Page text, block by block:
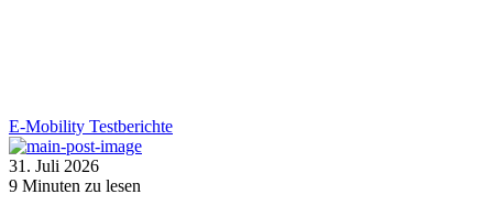
E-Mobility Testberichte
31. Juli 2026
9 Minuten zu lesen